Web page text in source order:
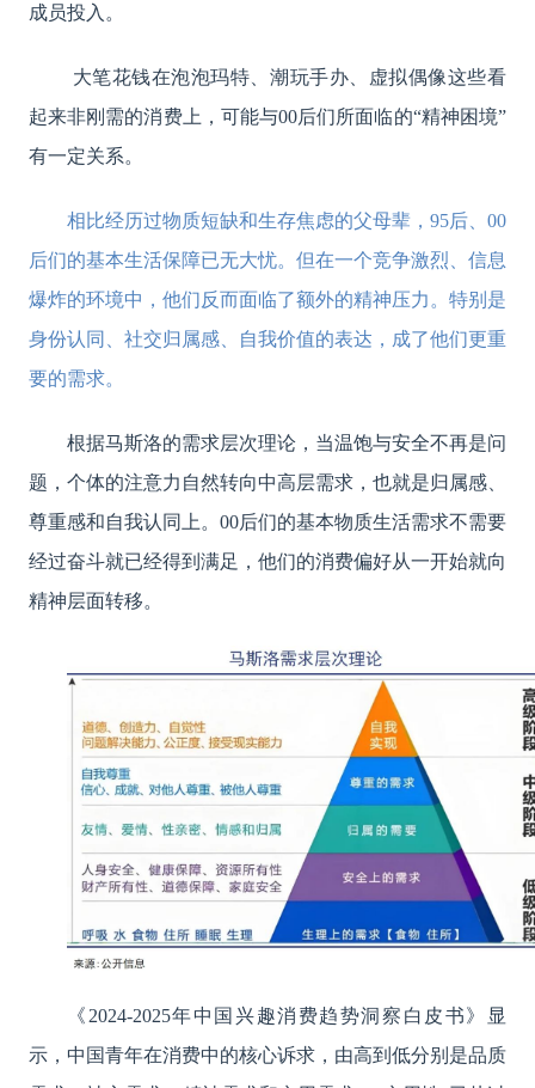
成员投入。
大笔花钱在泡泡玛特、潮玩手办、虚拟偶像这些看
起来非刚需的消费上，可能与00后们所面临的“精神困境”
有一定关系。
相比经历过物质短缺和生存焦虑的父母辈，95后、00
后们的基本生活保障已无大忧。但在一个竞争激烈、信息
爆炸的环境中，他们反而面临了额外的精神压力。特别是
身份认同、社交归属感、自我价值的表达，成了他们更重
要的需求。
根据马斯洛的需求层次理论，当温饱与安全不再是问
题，个体的注意力自然转向中高层需求，也就是归属感、
尊重感和自我认同上。00后们的基本物质生活需求不需要
经过奋斗就已经得到满足，他们的消费偏好从一开始就向
精神层面转移。
《2024-2025年中国兴趣消费趋势洞察白皮书》显
示，中国青年在消费中的核心诉求，由高到低分别是品质